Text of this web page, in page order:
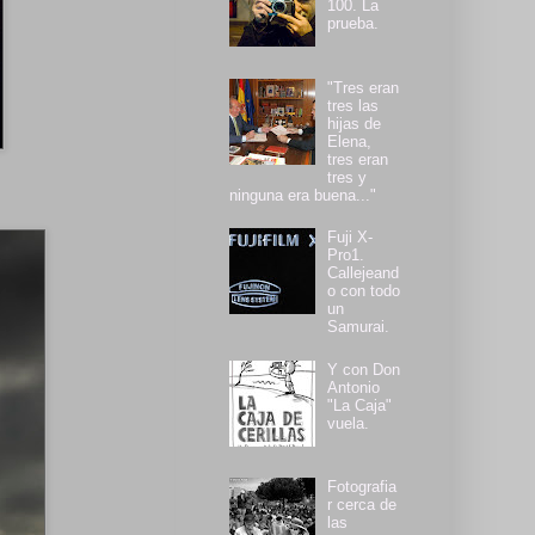
100. La
prueba.
"Tres eran
tres las
hijas de
Elena,
tres eran
tres y
ninguna era buena..."
Fuji X-
Pro1.
Callejeand
o con todo
un
Samurai.
Y con Don
Antonio
"La Caja"
vuela.
Fotografia
r cerca de
las